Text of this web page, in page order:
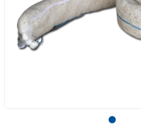
lens